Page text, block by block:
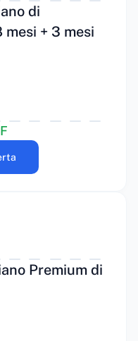
di
+ 3 mesi
Premium di